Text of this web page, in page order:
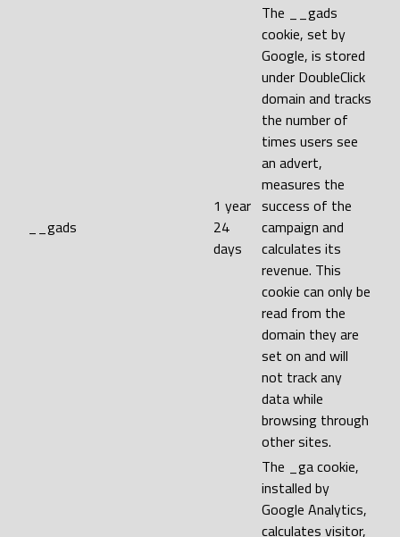
__gads
1 year
24
days
The __gads
cookie, set by
Google, is stored
under DoubleClick
domain and tracks
the number of
times users see
an advert,
measures the
success of the
campaign and
calculates its
revenue. This
cookie can only be
read from the
domain they are
set on and will
not track any
data while
browsing through
other sites.
The _ga cookie,
installed by
Google Analytics,
calculates visitor,